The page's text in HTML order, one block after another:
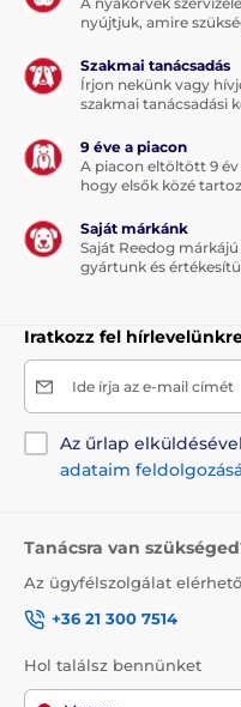
Macska
nyújtjuk, amire
Szakmai tanácsadás
Írjon nekünk vagy
szakmai tanácsadási
9 éve a piacon
A piacon eltöltött 9
hogy elsők közé
Saját márkánk
Saját Reedog
gyártunk és
Iratkozz fel
Ide írja az e-mail címét
Az űrlap
adataim
Tanácsra van
Az ügyfélszolgálat elérhető
+36 21 300 7514
Hol találsz bennünket